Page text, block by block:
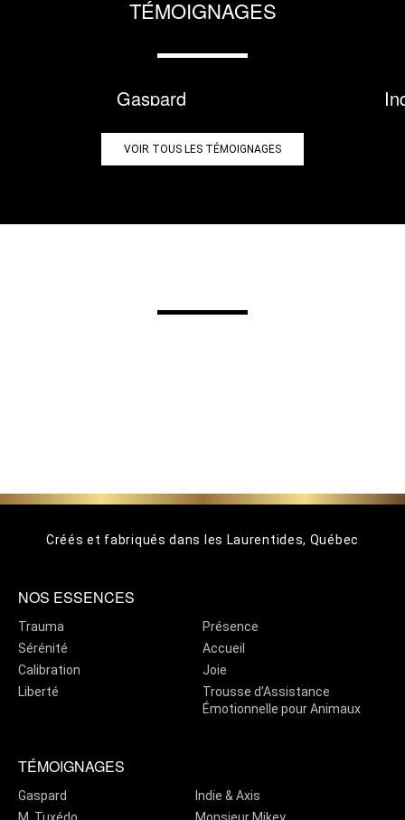
TÉMOIGNAGES
Gaspard
VOIR TOUS LES TÉMOIGNAGES
Créés et fabriqués dans les Laurentides, Québec
NOS ESSENCES
Trauma
Présence
Sérénité
Accueil
Calibration
Joie
Liberté
Trousse d’Assistance
Émotionnelle pour Animaux
TÉMOIGNAGES
Gaspard
Indie & Axis